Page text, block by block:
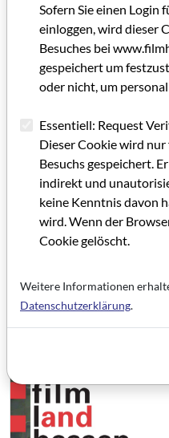
OKI Förderpreis
Nicolette Krebitz
Preisgeld: 5.000 EURO
Cinema for peace special
Kategorie:
Schlagworte:
Drehbuch, Nachwuchs,
Artikel im PDF aufrufen
Sofern Sie einen Login
einloggen, wird dieser
Besuches bei
gespeichert um
oder nicht, um
Essentiell: Request
Dieser Cookie wird
Besuchs gespeichert.
indirekt und
keine Kenntnis davon
wird. Wenn der
Cookie gelöscht.
Weitere Informationen
Datenschutzerklärung.